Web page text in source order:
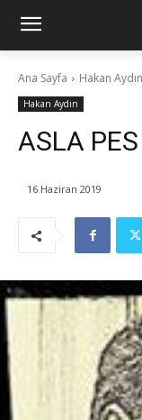
Ana Sayfa Hakan Aydın
Hakan Aydın
ASLA
16 Haziran 2019